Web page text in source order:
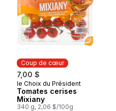
Coup de cœur
7,00 $
Coup de cœur
le Choix du Président
Tomates cerises
Mixiany
340 g, 2,06 $/100g